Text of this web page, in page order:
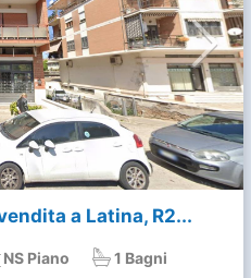
a Latina, R2...
NS Piano 1 Bagni